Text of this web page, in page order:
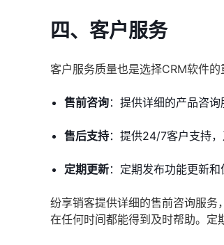
四、客户服务
客户服务质量也是选择CRM软件
售前咨询：提供详细的产品咨
售后支持：提供24/7客户支持，
定期更新：定期发布功能更新和
纷享销客提供详细的售前咨询服
在任何时间都能得到及时帮助。定